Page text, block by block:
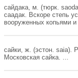
сайдака, м. (тюрк.
саадак. Вскоре степь
вооруженных копьями
сайки, ж. (эстон. saia).
Московская сайка. ...